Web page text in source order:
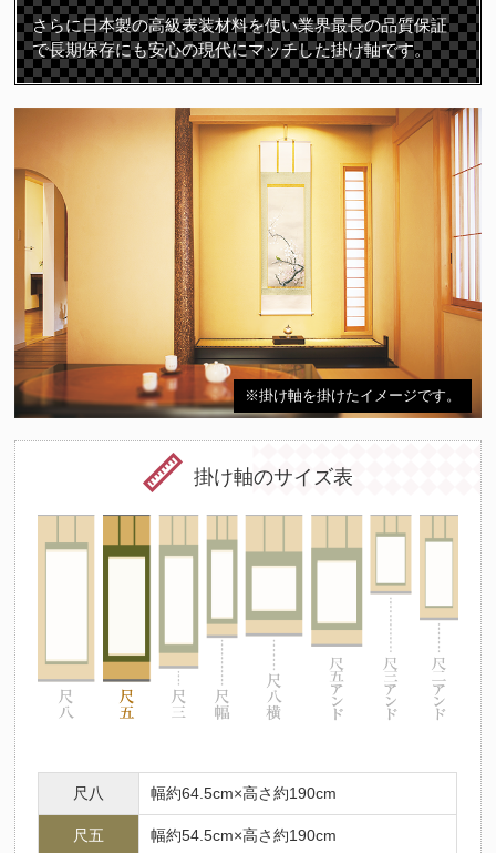
さらに日本製の高級表装材料を使い業界最長の品質保証
で長期保存にも安心の現代にマッチした掛け軸です。
※掛け軸を掛けたイメージです。
掛け軸のサイズ表
尺八 幅約64.5cm×高さ約190cm
尺五 幅約54.5cm×高さ約190cm